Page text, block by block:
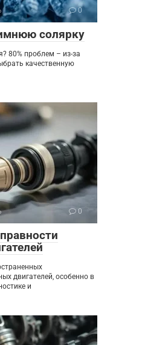
0
солярку
80% проблем – из-за
качественную
0
двигателей, особенно в
и